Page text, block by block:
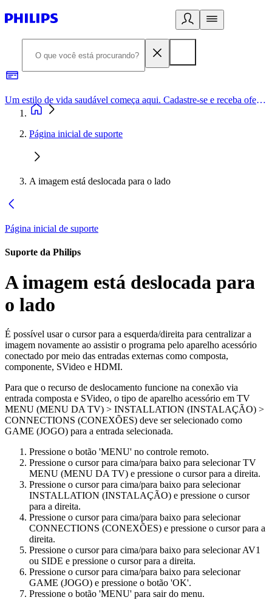
Um estilo de vida saudável começa aqui. Cadastre-se e receba ofertas exclusivas.
Página inicial de suporte
A imagem está deslocada para o lado
Página inicial de suporte
Suporte da Philips
A imagem está deslocada para
o lado
É possível usar o cursor para a esquerda/direita para centralizar a
imagem novamente ao assistir o programa pelo aparelho acessório
conectado por meio das entradas externas como composta,
componente, SVideo e HDMI.
Para que o recurso de deslocamento funcione na conexão via
entrada composta e SVideo, o tipo de aparelho acessório em TV
MENU (MENU DA TV) > INSTALLATION (INSTALAÇÃO) >
CONNECTIONS (CONEXÕES) deve ser selecionado como
GAME (JOGO) para a entrada selecionada.
Pressione o botão 'MENU' no controle remoto.
Pressione o cursor para cima/para baixo para selecionar TV
MENU (MENU DA TV) e pressione o cursor para a direita.
Pressione o cursor para cima/para baixo para selecionar
INSTALLATION (INSTALAÇÃO) e pressione o cursor
para a direita.
Pressione o cursor para cima/para baixo para selecionar
CONNECTIONS (CONEXÕES) e pressione o cursor para a
direita.
Pressione o cursor para cima/para baixo para selecionar AV1
ou SIDE e pressione o cursor para a direita.
Pressione o cursor para cima/para baixo para selecionar
GAME (JOGO) e pressione o botão 'OK'.
Pressione o botão 'MENU' para sair do menu.